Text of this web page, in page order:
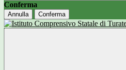
Conferma
Annulla Conferma